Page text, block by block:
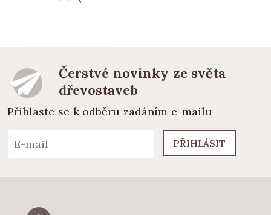
Čerstvé novinky ze světa
dřevostaveb
Přihlaste se k odběru zadáním e-mailu
PŘIHLÁSIT